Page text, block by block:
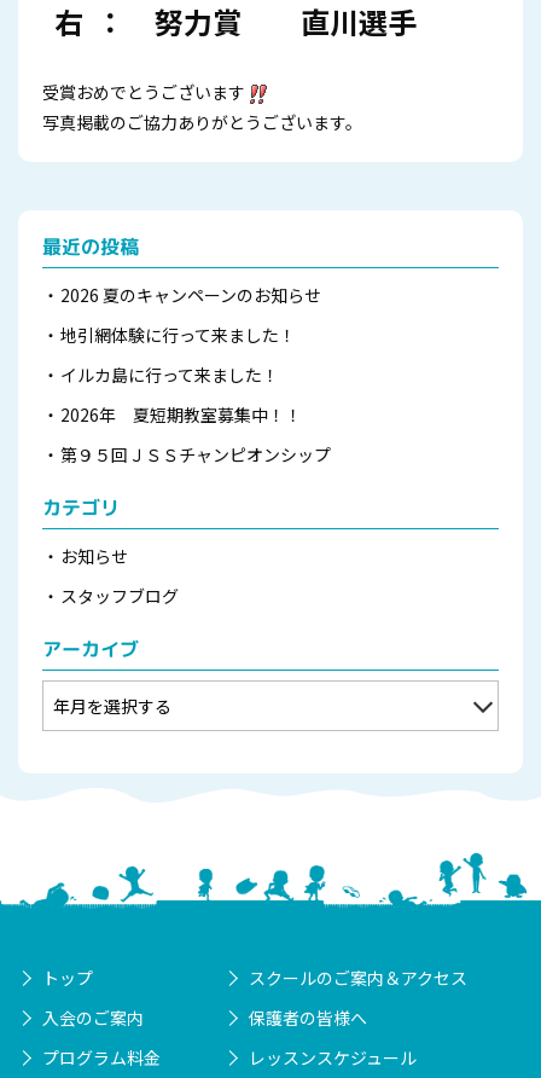
右 ： 努力賞 直川選手
受賞おめでとうございます
写真掲載のご協力ありがとうございます。
最近の投稿
2026 夏のキャンペーンのお知らせ
地引網体験に行って来ました！
イルカ島に行って来ました！
2026年 夏短期教室募集中！！
第９５回ＪＳＳチャンピオンシップ
カテゴリ
お知らせ
スタッフブログ
アーカイブ
トップ
スクールのご案内＆アクセス
入会のご案内
保護者の皆様へ
プログラム料金
レッスンスケジュール